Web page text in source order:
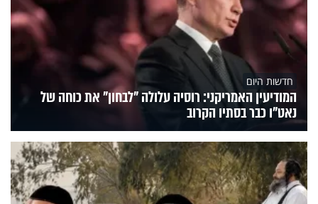
חדשות היום
המודיעין האמריקני: רוסיה עלולה "לבחון" את כוחה של
נאט"ו כבר בסתיו הקרוב